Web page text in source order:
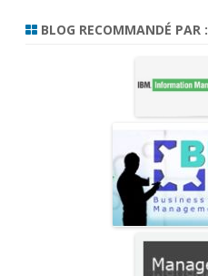
BLOG RECOMMANDÉ PAR :